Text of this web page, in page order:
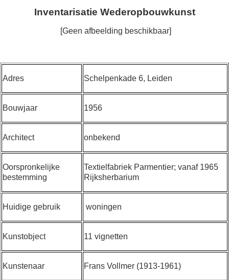
Inventarisatie Wederopbouwkunst
[Geen afbeelding beschikbaar]
Adres Schelpenkade 6, Leiden
Bouwjaar 1956
Architect onbekend
Oorspronkelijke
bestemming
Textielfabriek Parmentier; vanaf 1965
Rijksherbarium
Huidige gebruik woningen
Kunstobject 11 vignetten
Kunstenaar Frans Vollmer (1913-1961)